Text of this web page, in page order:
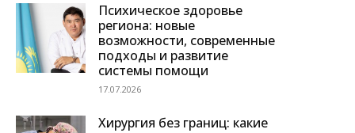
Психическое здоровье
региона: новые
возможности, современные
подходы и развитие
системы помощи
17.07.2026
Хирургия без границ: какие